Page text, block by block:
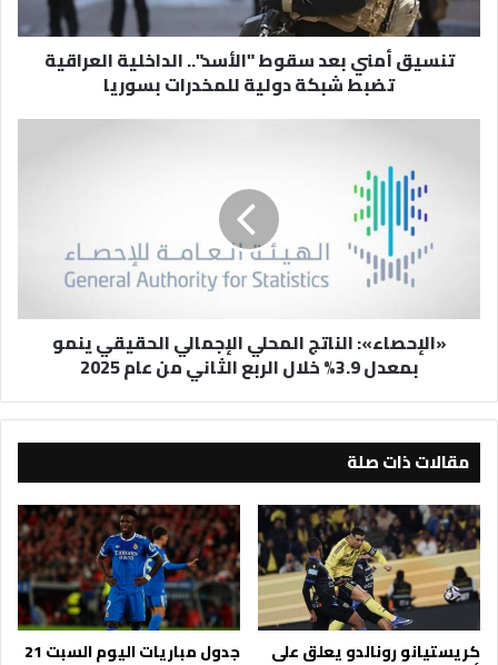
تضبط
شبكة
دوليةتنسيق أمني بعد سقوط "الأسد".. الداخلية العراقية
تضبط شبكة دولية للمخدرات بسوريا
خلال
«الإحصاء»: الناتج المحلي الإجمالي الحقيقي ينمو
بمعدل 3.9% خلال الربع الثاني من عام 2025
مقالات ذات صلة
كريستيانو رونالدو يعلق على جدول مباريات اليوم السبت 21